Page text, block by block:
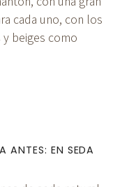
cada uno, con los
beiges como
ANTES: EN SEDA